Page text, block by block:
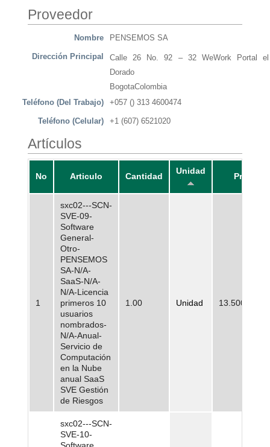
Proveedor
Nombre PENSEMOS SA
Dirección Principal
Calle 26 No. 92 – 32 WeWork Portal el
Dorado
BogotaColombia
Teléfono (Del Trabajo)
+057 () 313 4600474
Teléfono (Celular) +1 (607) 6521020
Artículos
No Articulo Cantidad
Unidad
Precio
1
sxc02---SCN-
SVE-09-
Software
General-
Otro-
PENSEMOS
SA-N/A-
SaaS-N/A-
N/A-Licencia
primeros 10
usuarios
nombrados-
N/A-Anual-
Servicio de
Computación
en la Nube
anual SaaS
SVE Gestión
de Riesgos
1.00 Unidad
sxc02---SCN-
SVE-10-